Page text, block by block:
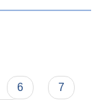
6
7